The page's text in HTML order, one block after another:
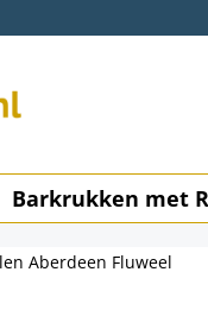
Barkrukken met